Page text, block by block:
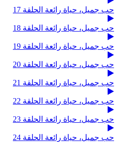
حب جميل، حياة رائعة الحلقة 17
حب جميل، حياة رائعة الحلقة 18
حب جميل، حياة رائعة الحلقة 19
حب جميل، حياة رائعة الحلقة 20
حب جميل، حياة رائعة الحلقة 21
حب جميل، حياة رائعة الحلقة 22
حب جميل، حياة رائعة الحلقة 23
حب جميل، حياة رائعة الحلقة 24